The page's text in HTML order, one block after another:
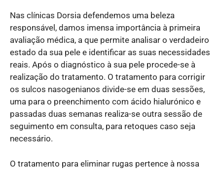
Nas clínicas Dorsia defendemos uma beleza
responsável, damos imensa importância à primeira
avaliação médica, a que permite analisar o verdadeiro
estado da sua pele e identificar as suas necessidades
reais. Após o diagnóstico à sua pele procede-se à
realização do tratamento. O tratamento para corrigir
os sulcos nasogenianos divide-se em duas sessões,
uma para o preenchimento com ácido hialurónico e
passadas duas semanas realiza-se outra sessão de
seguimento em consulta, para retoques caso seja
necessário.
O tratamento para eliminar rugas pertence à nossa